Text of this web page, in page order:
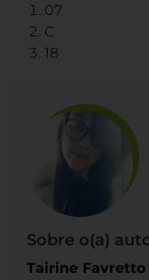
07
C
18
Sobre o(a)
Tairine Favretto